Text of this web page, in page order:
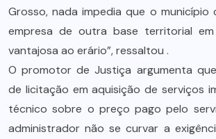
Grosso, nada impedia que o município
empresa de outra base territorial
vantajosa ao erário”, ressaltou .
O promotor de Justiça argumenta
de licitação em aquisição de serviços
técnico sobre o preço pago pelo
administrador não se curvar a